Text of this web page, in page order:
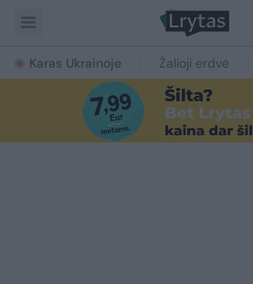
Karas Ukrainoje Žalioji erdvė